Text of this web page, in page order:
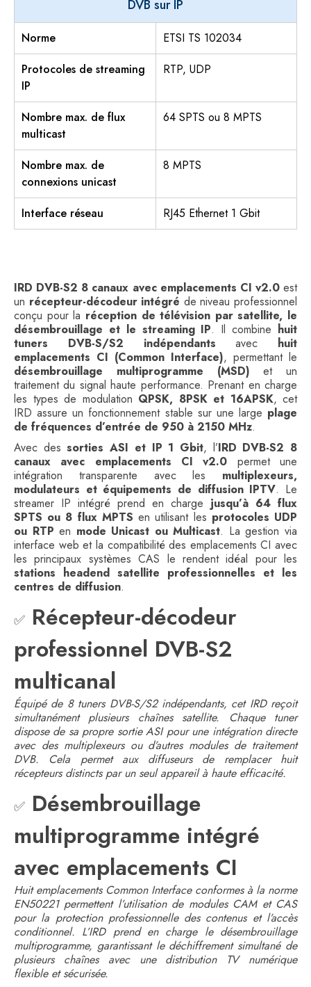
DVB sur IP
Norme
ETSI TS 102034
Protocoles de streaming
IP
RTP, UDP
Nombre max. de flux
multicast
64 SPTS ou 8 MPTS
Nombre max. de
connexions unicast
8 MPTS
Interface réseau RJ45 Ethernet 1 Gbit
IRD DVB-S2 8 canaux avec emplacements CI v2.0est
un récepteur-décodeur intégré de niveau professionnel
conçu pour la réception de télévision par satellite, le
désembrouillage et le streaming IP. Il combine huit
tuners DVB-S/S2 indépendants avec huit
emplacements CI (Common Interface), permettant le
désembrouillage multiprogramme (MSD) et un
traitement du signal haute performance. Prenant en charge
les types de modulation QPSK, 8PSK et 16APSK, cet
IRD assure un fonctionnement stable sur une large plage
de fréquences d’entrée de 950 à 2150 MHz.
Avec dessorties ASI et IP 1 Gbit, l’IRD DVB-S2 8
canaux avec emplacements CI v2.0 permet une
intégration transparente avec les multiplexeurs,
modulateurs et équipements de diffusion IPTV. Le
streamer IP intégré prend en charge jusqu’à 64 flux
SPTS ou 8 flux MPTS en utilisant les protocoles UDP
ou RTP en mode Unicast ou Multicast. La gestion via
interface web et la compatibilité des emplacements CI avec
les principaux systèmes CAS le rendent idéal pour les
stations headend satellite professionnelles et les
centres de diffusion.
✅ Récepteur-décodeur
professionnel DVB-S2
multicanal
Équipé de 8 tuners DVB-S/S2 indépendants, cet IRD reçoit
simultanément plusieurs chaînes satellite. Chaque tuner
dispose de sa propre sortie ASI pour une intégration directe
avec des multiplexeurs ou d’autres modules de traitement
DVB. Cela permet aux diffuseurs de remplacer huit
récepteurs distincts par un seul appareil à haute efficacité.
✅ Désembrouillage
multiprogramme intégré
avec emplacements CI
Huit emplacements Common Interface conformes à la norme
EN50221 permettent l’utilisation de modules CAM et CAS
pour la protection professionnelle des contenus et l’accès
conditionnel. L’IRD prend en charge le désembrouillage
multiprogramme, garantissant le déchiffrement simultané de
plusieurs chaînes avec une distribution TV numérique
flexible et sécurisée.